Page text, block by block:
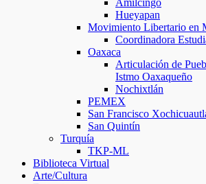
Amilcingo
Hueyapan
Movimiento Libertario en
Coordinadora
Oaxaca
Articulación de
Istmo Oaxaqueño
Nochixtlán
PEMEX
San Francisco
San Quintín
Turquía
TKP-ML
Biblioteca Virtual
Arte/Cultura